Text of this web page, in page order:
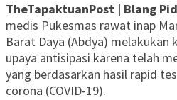
TheTapaktuanPost | Blang
medis Pukesmas rawat inap
Barat Daya (Abdya) melakukan
upaya antisipasi karena telah
yang berdasarkan hasil rapid
corona (COVID-19).